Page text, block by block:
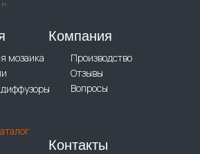
мозаика
Контакты
Производство
Отзывы
Вопросы
Компания